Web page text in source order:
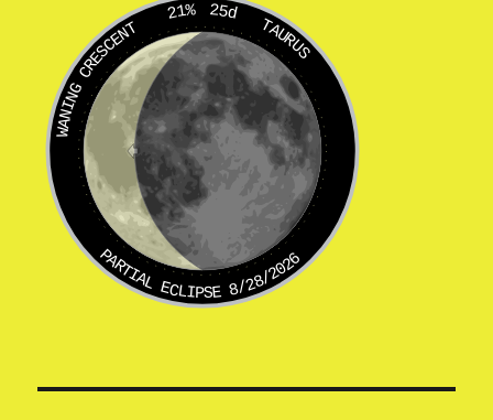
21% 25d
TAURUS
WANING CRESCENT
PARTIAL ECLIPSE 8/28/2026